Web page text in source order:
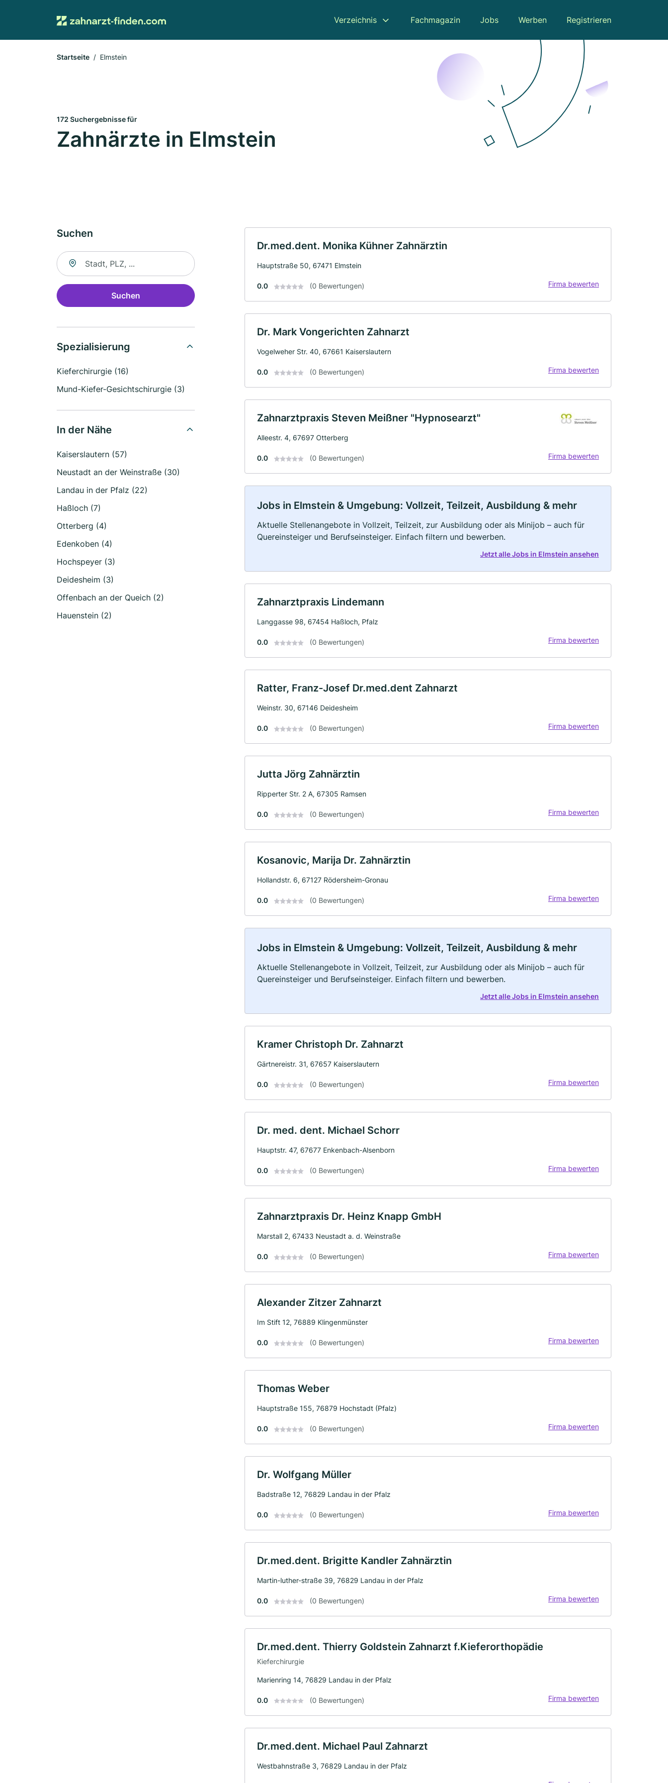
Verzeichnis Fachmagazin Jobs Werben Registrieren
Startseite Elmstein
172 Suchergebnisse für
Zahnärzte in Elmstein
Suchen
Suche nach Ort
Suchen
Spezialisierung
Kieferchirurgie (16)
Mund-Kiefer-Gesichtschirurgie (3)
In der Nähe
Kaiserslautern (57)
Neustadt an der Weinstraße (30)
Landau in der Pfalz (22)
Haßloch (7)
Otterberg (4)
Edenkoben (4)
Hochspeyer (3)
Deidesheim (3)
Offenbach an der Queich (2)
Hauenstein (2)
Dr.med.dent. Monika Kühner Zahnärztin
Hauptstraße 50, 67471 Elmstein
0.0 (0 Bewertungen) Firma bewerten
Dr. Mark Vongerichten Zahnarzt
Vogelweher Str. 40, 67661 Kaiserslautern
0.0 (0 Bewertungen) Firma bewerten
Zahnarztpraxis Steven Meißner "Hypnosearzt"
Alleestr. 4, 67697 Otterberg
0.0 (0 Bewertungen) Firma bewerten
Jobs in Elmstein & Umgebung: Vollzeit, Teilzeit, Ausbildung & mehr
Aktuelle Stellenangebote in Vollzeit, Teilzeit, zur Ausbildung oder als Minijob – auch für
Quereinsteiger und Berufseinsteiger. Einfach filtern und bewerben.
Jetzt alle Jobs in Elmstein ansehen
Zahnarztpraxis Lindemann
Langgasse 98, 67454 Haßloch, Pfalz
0.0 (0 Bewertungen) Firma bewerten
Ratter, Franz-Josef Dr.med.dent Zahnarzt
Weinstr. 30, 67146 Deidesheim
0.0 (0 Bewertungen) Firma bewerten
Jutta Jörg Zahnärztin
Ripperter Str. 2 A, 67305 Ramsen
0.0 (0 Bewertungen) Firma bewerten
Kosanovic, Marija Dr. Zahnärztin
Hollandstr. 6, 67127 Rödersheim-Gronau
0.0 (0 Bewertungen) Firma bewerten
Jobs in Elmstein & Umgebung: Vollzeit, Teilzeit, Ausbildung & mehr
Aktuelle Stellenangebote in Vollzeit, Teilzeit, zur Ausbildung oder als Minijob – auch für
Quereinsteiger und Berufseinsteiger. Einfach filtern und bewerben.
Jetzt alle Jobs in Elmstein ansehen
Kramer Christoph Dr. Zahnarzt
Gärtnereistr. 31, 67657 Kaiserslautern
0.0 (0 Bewertungen) Firma bewerten
Dr. med. dent. Michael Schorr
Hauptstr. 47, 67677 Enkenbach-Alsenborn
0.0 (0 Bewertungen) Firma bewerten
Zahnarztpraxis Dr. Heinz Knapp GmbH
Marstall 2, 67433 Neustadt a. d. Weinstraße
0.0 (0 Bewertungen) Firma bewerten
Alexander Zitzer Zahnarzt
Im Stift 12, 76889 Klingenmünster
0.0 (0 Bewertungen) Firma bewerten
Thomas Weber
Hauptstraße 155, 76879 Hochstadt (Pfalz)
0.0 (0 Bewertungen) Firma bewerten
Dr. Wolfgang Müller
Badstraße 12, 76829 Landau in der Pfalz
0.0 (0 Bewertungen) Firma bewerten
Dr.med.dent. Brigitte Kandler Zahnärztin
Martin-luther-straße 39, 76829 Landau in der Pfalz
0.0 (0 Bewertungen) Firma bewerten
Dr.med.dent. Thierry Goldstein Zahnarzt f.Kieferorthopädie
Kieferchirurgie
Marienring 14, 76829 Landau in der Pfalz
0.0 (0 Bewertungen) Firma bewerten
Dr.med.dent. Michael Paul Zahnarzt
Westbahnstraße 3, 76829 Landau in der Pfalz